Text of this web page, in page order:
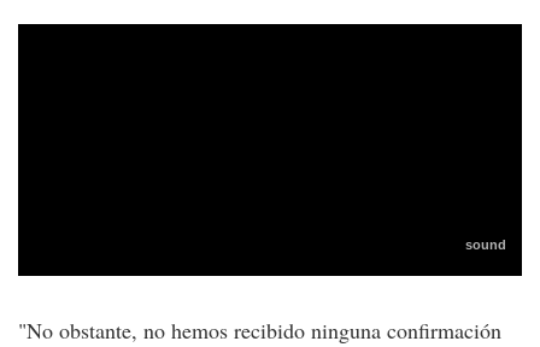
"No obstante, no hemos recibido ninguna confirmación